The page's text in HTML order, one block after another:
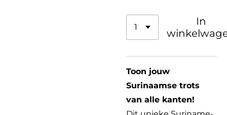
In
Toon jouw
Surinaamse trots
van alle kanten!